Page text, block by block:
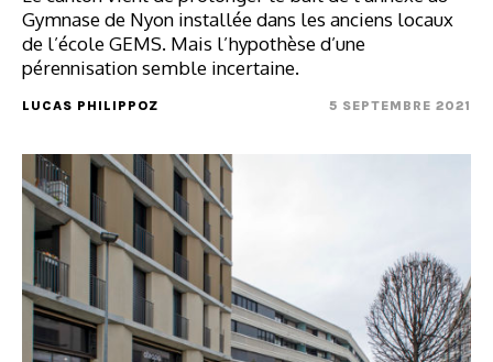
Gymnase de Nyon installée dans les anciens locaux
de l’école GEMS. Mais l’hypothèse d’une
pérennisation semble incertaine.
LUCAS PHILIPPOZ 5 SEPTEMBRE 2021